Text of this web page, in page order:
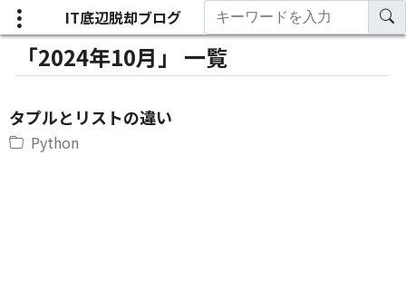
IT底辺脱却ブログ
「2024年10月」 一覧
タプルとリストの違い
Python